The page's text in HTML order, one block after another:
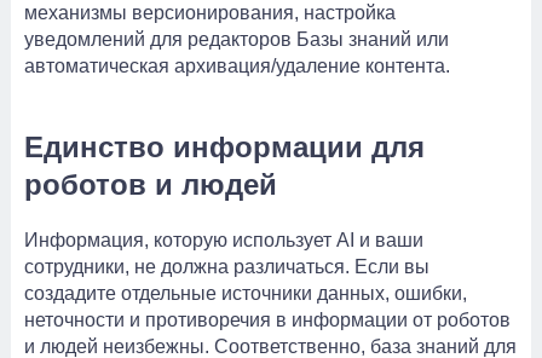
механизмы версионирования, настройка
уведомлений для редакторов Базы знаний или
автоматическая архивация/удаление контента.
Единство информации для
роботов и людей
Информация, которую использует AI и ваши
сотрудники, не должна различаться. Если вы
создадите отдельные источники данных, ошибки,
неточности и противоречия в информации от роботов
и людей неизбежны. Соответственно, база знаний для